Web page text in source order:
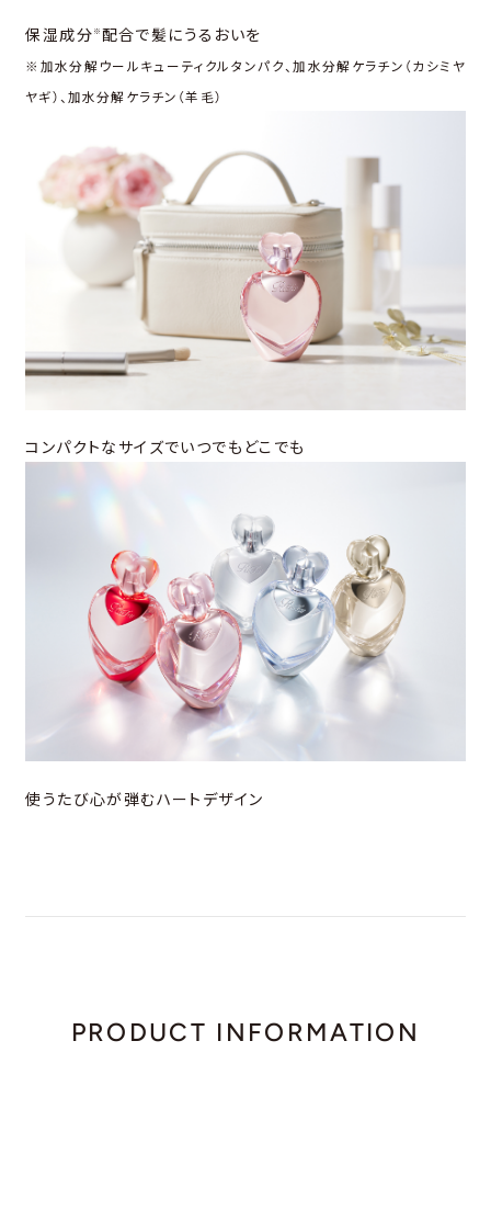
保湿成分 ※ 配合で髪にうるおいを
※加水分解ウールキューティクルタンパク、加水分解ケラチン（カシミヤ
ヤギ）、加水分解ケラチン（羊毛）
コンパクトなサイズでいつでもどこでも
使うたび心が弾むハートデザイン
PRODUCT INFORMATION